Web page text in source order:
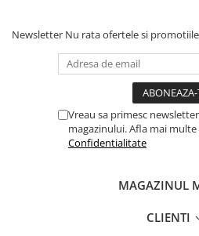
Erbicide
Tratament semințe
PRUN
Fungicide
Insecticide
Biostimulatori
Fertilizanți foliari
Newsletter Nu rata ofertele si
Vreau sa primesc
magazinului. Afla mai multe
Confidentialitate
MAGAZINUL
CLIENTI